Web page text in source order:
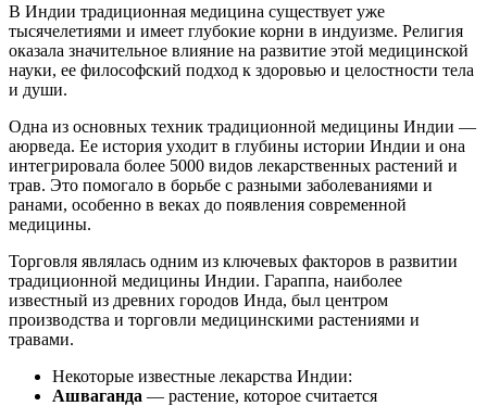
В Индии традиционная медицина существует уже
тысячелетиями и имеет глубокие корни в индуизме. Религия
оказала значительное влияние на развитие этой медицинской
науки, ее философский подход к здоровью и целостности тела
и души.
Одна из основных техник традиционной медицины Индии —
аюрведа. Ее история уходит в глубины истории Индии и она
интегрировала более 5000 видов лекарственных растений и
трав. Это помогало в борьбе с разными заболеваниями и
ранами, особенно в веках до появления современной
медицины.
Торговля являлась одним из ключевых факторов в развитии
традиционной медицины Индии. Гараппа, наиболее
известный из древних городов Инда, был центром
производства и торговли медицинскими растениями и
травами.
Некоторые известные лекарства Индии:
Ашваганда — растение, которое считается